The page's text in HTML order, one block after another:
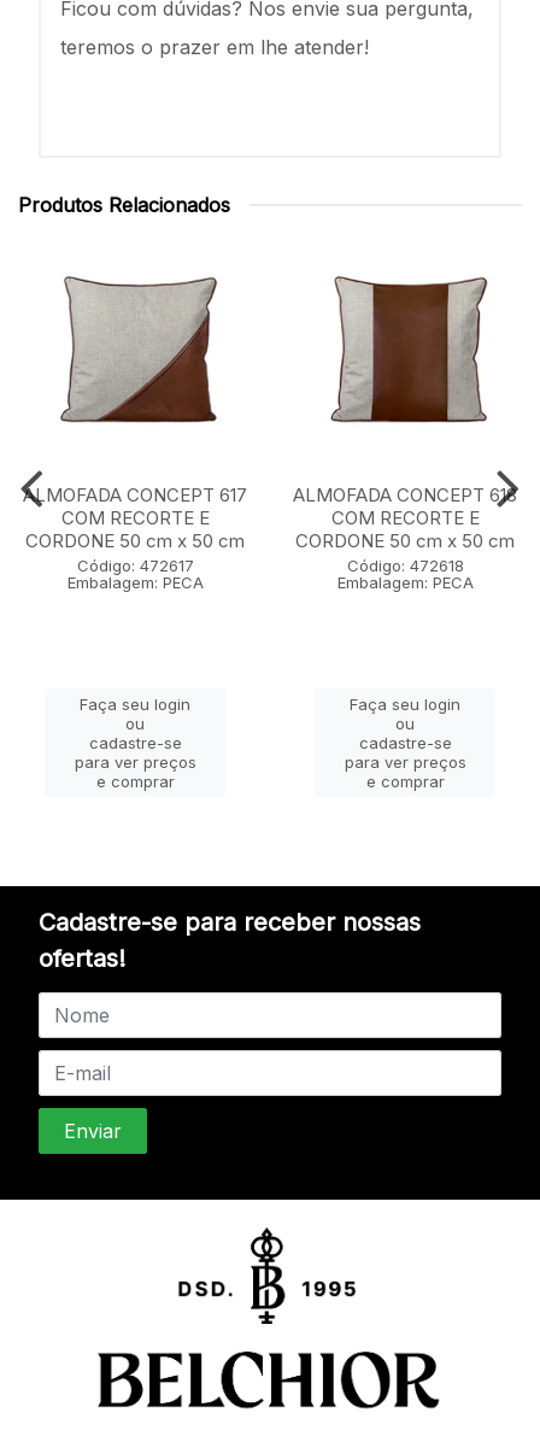
Ficou com dúvidas? Nos envie sua pergunta,
teremos o prazer em lhe atender!
Produtos Relacionados
ALMOFADA CONCEPT 617
COM RECORTE E
CORDONE 50 cm x 50 cm
Código: 472617
Embalagem: PECA
Faça seu login
ou
cadastre-se
para ver preços
e comprar
ALMOFADA CONCEPT 618
COM RECORTE E
CORDONE 50 cm x 50 cm
Código: 472618
Embalagem: PECA
Faça seu login
ou
cadastre-se
para ver preços
e comprar
Cadastre-se para receber nossas
ofertas!